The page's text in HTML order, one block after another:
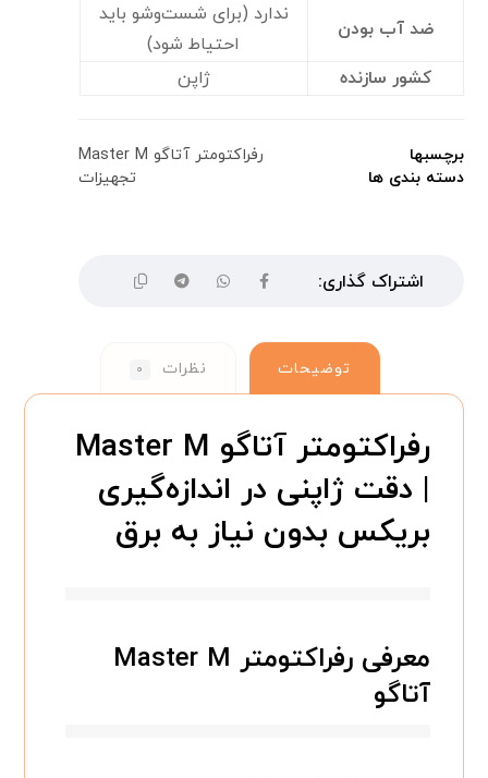
ضد آب بودن
ندارد (برای شست‌وشو باید
احتیاط شود)
کشور سازنده
ژاپن
برچسبها
رفراکتومتر آتاگو Master M
دسته بندی ها
تجهیزات
توضیحات نظرات ۰
رفراکتومتر آتاگو Master M
| دقت ژاپنی در اندازه‌گیری
بریکس بدون نیاز به برق
معرفی رفراکتومتر Master M
آتاگو